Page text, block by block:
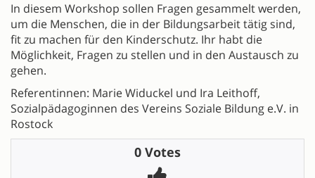
In diesem Workshop sollen Fragen gesammelt werden,
um die Menschen, die in der Bildungsarbeit tätig sind,
fit zu machen für den Kinderschutz. Ihr habt die
Möglichkeit, Fragen zu stellen und in den Austausch zu
gehen.
Referentinnen: Marie Widuckel und Ira Leithoff,
Sozialpädagoginnen des Vereins Soziale Bildung e.V. in
Rostock
0 Votes